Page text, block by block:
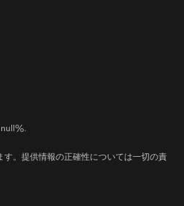
null%.
す。提供情報の正確性については一切の責